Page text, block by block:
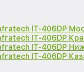
IT-406DP
IT-406DP
IT-406DP
IT-406DP